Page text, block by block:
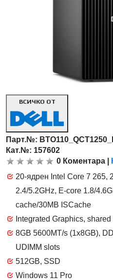
ВСИЧКО ОТ
Парт.№:
Кат.№: 157602
0 Коментара
20-ядрен Intel Core 7 265,
2.4/5.2GHz, E-core 1.8/
cache/30MB ISCache
Integrated Graphics, shared
8GB 5600MT/s (1x8GB),
UDIMM slots
512GB, SSD
Windows 11 Pro